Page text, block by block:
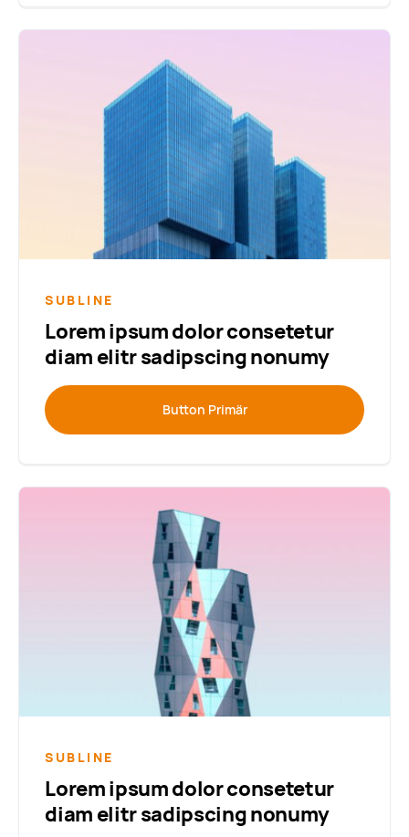
SUBLINE
Lorem ipsum dolor consetetur
diam elitr sadipscing nonumy
Button Primär
SUBLINE
Lorem ipsum dolor consetetur
diam elitr sadipscing nonumy